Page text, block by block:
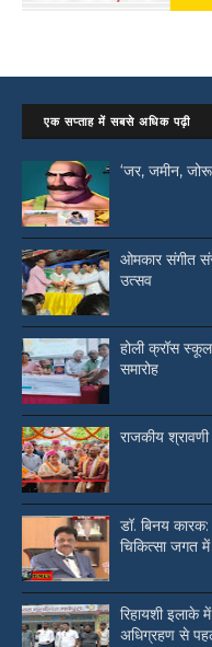
एक सप्ताह में सबसे अधिक पढ़ी
‘जर, जमीन,
ओमकार संगीत
उत्सव
होली क्रॉस स्कूल
समारोह
राजकीय
डॉ. बिनय
चिकित्सा जगत में
रिहायशी इलाके
अधिग्रहण से पहले